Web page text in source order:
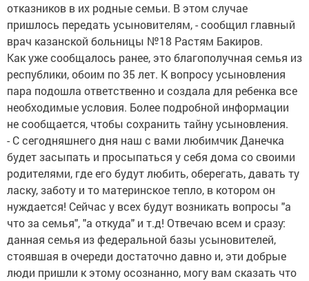
отказников в их родные семьи. В этом случае
пришлось передать усыновителям, - сообщил главный
врач казанской больницы №18 Растям Бакиров.
Как уже сообщалось ранее, это благополучная семья из
республики, обоим по 35 лет. К вопросу усыновления
пара подошла ответственно и создала для ребенка все
необходимые условия. Более подробной информации
не сообщается, чтобы сохранить тайну усыновления.
- С сегодняшнего дня наш с вами любимчик Данечка
будет засыпать и просыпаться у себя дома со своими
родителями, где его будут любить, оберегать, давать ту
ласку, заботу и то материнское тепло, в котором он
нуждается! Сейчас у всех будут возникать вопросы "а
что за семья", "а откуда" и т.д! Отвечаю всем и сразу:
данная семья из федеральной базы усыновителей,
стоявшая в очереди достаточно давно и, эти добрые
люди пришли к этому осознанно, могу вам сказать что